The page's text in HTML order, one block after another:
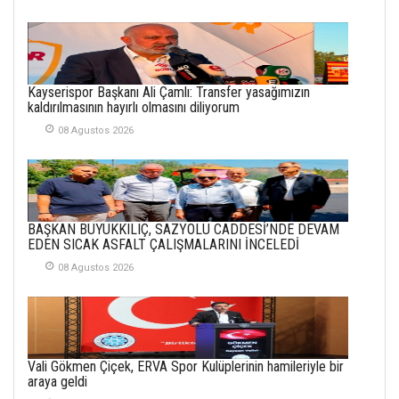
21 Haziran 2026
SEMRA ŞAHİN
KENDİNE UYANMAK
İlgi Alanlarımız ve Biz
02 Ekim 2025
SABAHATTİN
SÜRMEN
puana Ulaştı
01 Mayis 2026
Kayserispor Başkanı Ali Çamlı: Transfer yasağımızın
kaldırılmasının hayırlı olmasını diliyorum
08 Agustos 2026
BAŞKAN BÜYÜKKILIÇ, SAZYOLU CADDESİ’NDE DEVAM
EDEN SICAK ASFALT ÇALIŞMALARINI İNCELEDİ
08 Agustos 2026
Vali Gökmen Çiçek, ERVA Spor Kulüplerinin hamileriyle bir
araya geldi